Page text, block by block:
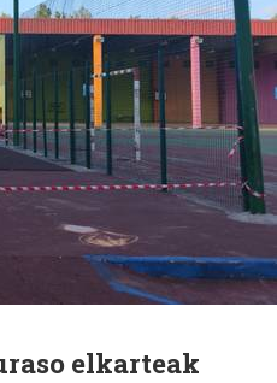
elkarteak